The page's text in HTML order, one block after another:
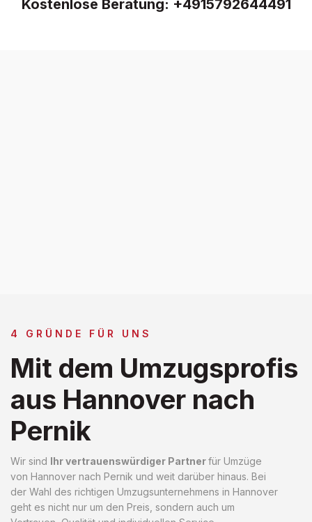
Kostenlose Beratung: +4915792644491
4 GRÜNDE FÜR UNS
Mit dem Umzugsprofis
aus Hannover nach
Pernik
Wir sind Ihr vertrauenswürdiger Partnerfür Umzüge
von Hannover nach Pernik und weit darüber hinaus. Bei
der Wahl des richtigen Umzugsunternehmens in Hannover
geht es nicht nur um den Preis, sondern auch um